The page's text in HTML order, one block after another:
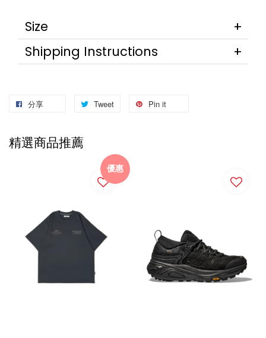
Size
Shipping Instructions
分享 Tweet Pin it
精選商品推薦
優惠